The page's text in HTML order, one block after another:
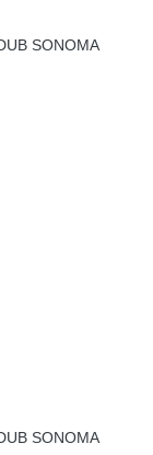
SONOMA
SONOMA